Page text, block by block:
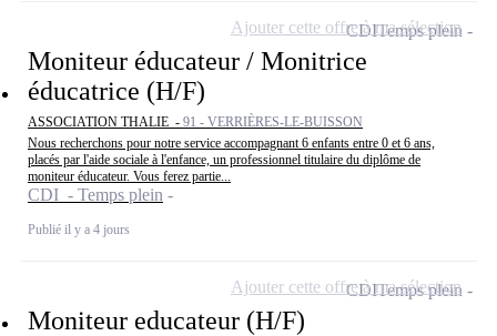
Moniteur éducateur / Monitrice
éducatrice (H/F)
ASSOCIATION THALIE - 91 - VERRIÈRES-LE-BUISSON
Nous recherchons pour notre service accompagnant 6 enfants entre 0 et 6 ans,
placés par l'aide sociale à l'enfance, un professionnel titulaire du diplôme de
moniteur éducateur. Vous ferez partie...
CDI - Temps plein
Publié il y a 4 jours
CDITemps plein
Ajouter cette offre à ma sélection
Moniteur educateur (H/F)
CDITemps plein
Ajouter cette offre à ma sélection